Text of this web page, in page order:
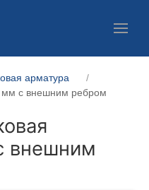
арматура
мм с внешним ребром
внешним